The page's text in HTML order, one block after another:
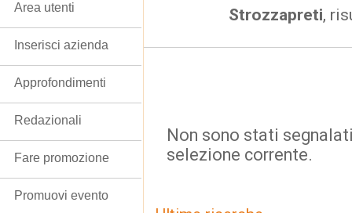
Strozzapreti,
Non sono stati
selezione corrente.
Area utenti
Inserisci azienda
Approfondimenti
Redazionali
Fare promozione
Promuovi evento